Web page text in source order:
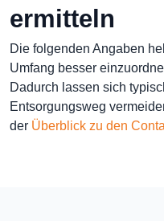
ermitteln
Die folgenden Angaben
Umfang besser
Dadurch lassen sich
Entsorgungsweg
der Überblick zu den